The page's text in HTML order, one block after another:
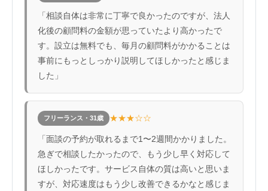
「相談自体は非常に丁寧で良かったのですが、法人
化後の顧問料の金額が思っていたより高かったで
す。設立は無料でも、毎月の顧問料がかかることは
事前にもっとしっかり説明してほしかったと感じま
した」
フリーランス・31歳 ★★★☆☆
「面談の予約が取れるまで1〜2週間かかりました。
急ぎで相談したかったので、もう少し早く対応して
ほしかったです。サービス自体の質は高いと思いま
すが、対応速度はもう少し改善できるかなと感じま